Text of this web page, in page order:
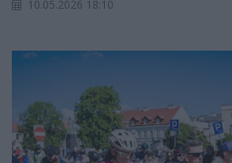
10.05.2026 18:10